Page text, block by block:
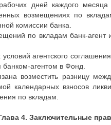
дней каждого
возмещениях по
комиссии банка.
по вкладам банк-агент
агентского
агентом в Фонд.
возместить разницу
календарных взносов
по вкладам.
4. Заключительные